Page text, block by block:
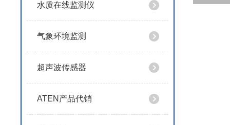
水质在线监测仪
气象环境监测
超声波传感器
ATEN产品代销